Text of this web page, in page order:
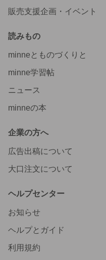
販売支援企画・イベント
読みもの
minneとものづくりと
minne学習帖
ニュース
minneの本
企業の方へ
広告出稿について
大口注文について
ヘルプセンター
お知らせ
ヘルプとガイド
利用規約